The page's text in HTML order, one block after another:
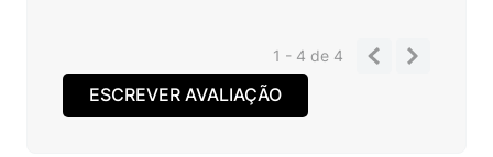
1 - 4de 4
ESCREVER AVALIAÇÃO